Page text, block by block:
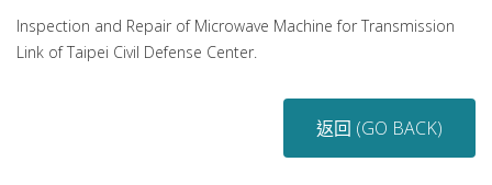
Inspection and Repair of Microwave Machine for Transmission
Link of Taipei Civil Defense Center.
返回 (GO BACK)